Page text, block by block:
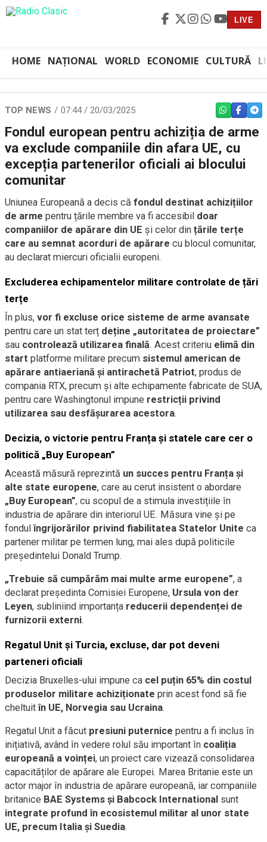
LIVE
HOME NAȚIONAL WORLD ECONOMIE CULTURĂ
TOP NEWS 07:44 / 20/03/2025 WHATSAPP
Fondul european pentru achiziția de arme
va exclude companiile din afara UE, cu
excepția partenerilor oficiali ai blocului
comunitar
Uniunea Europeană a decis că fondul destinat achizițiilor
de arme pentru țările membre va fi accesibil doar
companiilor de apărare din UE și celor din țările terțe
care au semnat acorduri de apărare cu blocul comunitar,
au declarat miercuri oficialii europeni.
Excluderea echipamentelor militare controlate de țări
terțe
În plus, vor fi excluse orice sisteme de arme avansate
pentru care un stat terț deține „autoritatea de proiectare”
sau controlează utilizarea finală. Acest criteriu elimă din
start platforme militare precum sistemul american de
apărare antiaeriană și antirachetă Patriot, produs de
compania RTX, precum și alte echipamente fabricate de SUA,
pentru care Washingtonul impune restricții privind
utilizarea sau desfășurarea acestora.
Decizia, o victorie pentru Franța și statele care cer o
politică „Buy European”
Această măsură reprezintă un succes pentru Franța și
alte state europene, care au cerut insistent o abordare
„Buy European”, cu scopul de a stimula investițiile în
industria de apărare din interiorul UE. Măsura vine și pe
fondulîngrijorărilor privind fiabilitatea Statelor Unite ca
partener militar pe termen lung, mai ales după politicile
președintelui Donald Trump.
„Trebuie să cumpărăm mai multe arme europene”, a
declarat președinta Comisiei Europene, Ursula von der
Leyen, subliniind importanța reducerii dependenței de
furnizorii externi.
Regatul Unit și Turcia, excluse, dar pot deveni
parteneri oficiali
Decizia Bruxelles-ului impune ca cel puțin 65% din costul
produselor militare achiziționate prin acest fond să fie
cheltuitîn UE, Norvegia sau Ucraina.
Regatul Unit a făcut presiuni puternice pentru a fi inclus în
inițiativă, având în vedere rolul său important în coaliția
europeană a voinței, un proiect care vizează consolidarea
capacităților de apărare ale Europei. Marea Britanie este un
actor major în industria de apărare europeană, iar companiile
britanice BAE Systems și Babcock International sunt
integrate profund în ecosistemul militar al unor state
UE, precum Italia și Suedia.